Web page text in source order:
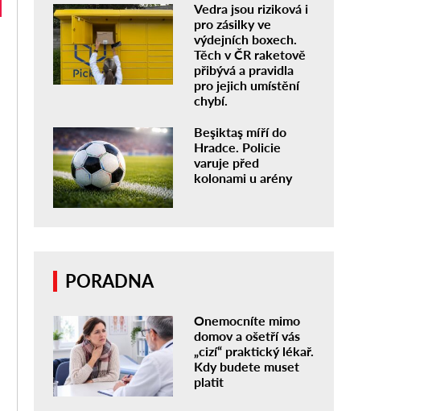
Vedra jsou riziková i
pro zásilky ve
výdejních boxech.
Těch v ČR raketově
přibývá a pravidla
pro jejich umístění
chybí.
Beşiktaş míří do
Hradce. Policie
varuje před
kolonami u arény
PORADNA
Onemocníte mimo
domov a ošetří vás
„cizí“ praktický lékař.
Kdy budete muset
platit